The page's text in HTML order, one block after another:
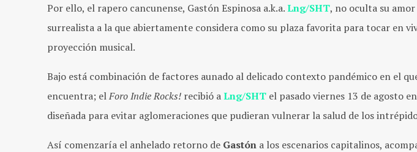
Por ello, el rapero cancunense, Gastón Espinosa a.k.a.Lng/SHT, no oculta su
surrealista a la que abiertamente considera como su plaza favorita para tocar en
proyección musical.
Bajo está combinación de factores aunado al delicado contexto pandémico en el
encuentra; elForo Indie Rocks! recibió aLng/SHT el pasado viernes 13 de agosto
diseñada para evitar aglomeraciones que pudieran vulnerar la salud de los
Así comenzaría el anhelado retorno de Gastón a los escenarios capitalinos,